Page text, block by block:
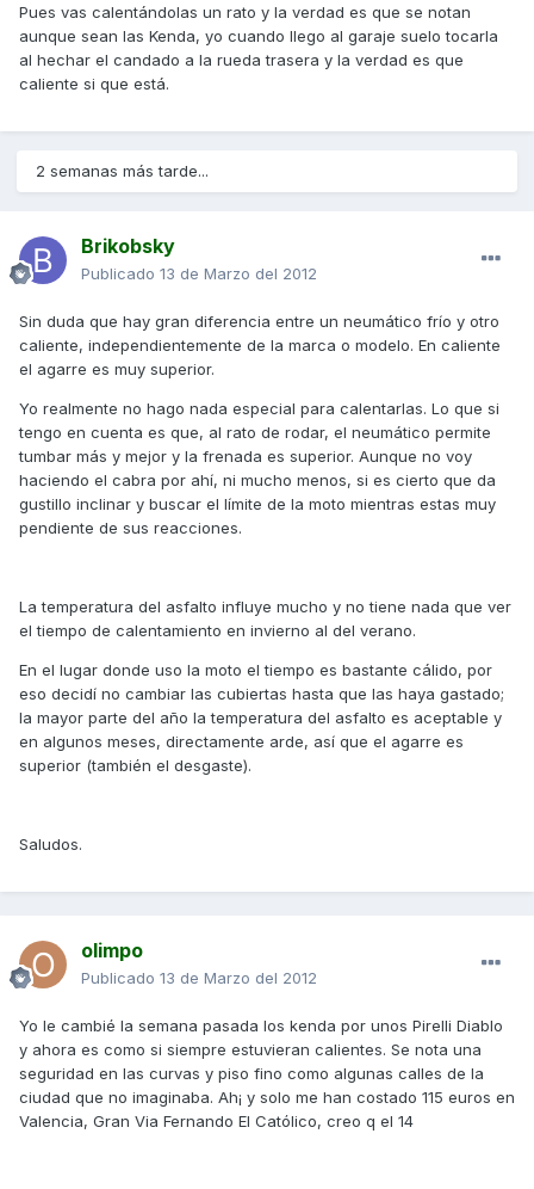
Pues vas calentándolas un rato y la verdad es que se notan
aunque sean las Kenda, yo cuando llego al garaje suelo tocarla
al hechar el candado a la rueda trasera y la verdad es que
caliente si que está.
2 semanas más tarde...
Brikobsky
Publicado 13 de Marzo del 2012
Sin duda que hay gran diferencia entre un neumático frío y otro
caliente, independientemente de la marca o modelo. En caliente
el agarre es muy superior.
Yo realmente no hago nada especial para calentarlas. Lo que si
tengo en cuenta es que, al rato de rodar, el neumático permite
tumbar más y mejor y la frenada es superior. Aunque no voy
haciendo el cabra por ahí, ni mucho menos, si es cierto que da
gustillo inclinar y buscar el límite de la moto mientras estas muy
pendiente de sus reacciones.
La temperatura del asfalto influye mucho y no tiene nada que ver
el tiempo de calentamiento en invierno al del verano.
En el lugar donde uso la moto el tiempo es bastante cálido, por
eso decidí no cambiar las cubiertas hasta que las haya gastado;
la mayor parte del año la temperatura del asfalto es aceptable y
en algunos meses, directamente arde, así que el agarre es
superior (también el desgaste).
Saludos.
olimpo
Publicado 13 de Marzo del 2012
Yo le cambié la semana pasada los kenda por unos Pirelli Diablo
y ahora es como si siempre estuvieran calientes. Se nota una
seguridad en las curvas y piso fino como algunas calles de la
ciudad que no imaginaba. Ah¡ y solo me han costado 115 euros en
Valencia, Gran Via Fernando El Católico, creo q el 14